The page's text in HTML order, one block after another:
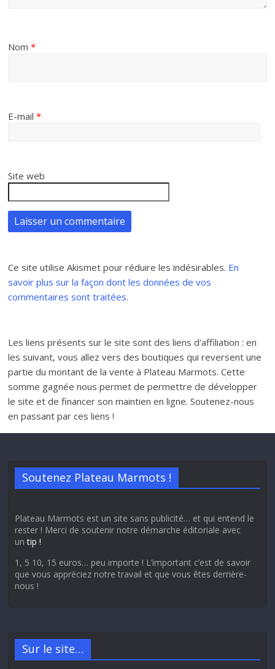
Nom*
E-mail*
Site web
Ce site utilise Akismet pour réduire les indésirables. En
savoir plus sur la façon dont les données de vos
commentaires sont traitées.
Les liens présents sur le site sont des liens d'affiliation : en
les suivant, vous allez vers des boutiques qui reversent une
partie du montant de la vente à Plateau Marmots. Cette
somme gagnée nous permet de permettre de développer
le site et de financer son maintien en ligne. Soutenez-nous
en passant par ces liens !
Soutenez Plateau Marmots !
Plateau Marmots est un site sans publicité… et qui entend le
rester ! Merci de soutenir notre démarche éditoriale avec
untip !
1, 5 10, 15 euros… peu importe ! L’important c’est de savoir
que vous appréciez notre travail et que vous êtes derrière-
nous !
Sur le site…